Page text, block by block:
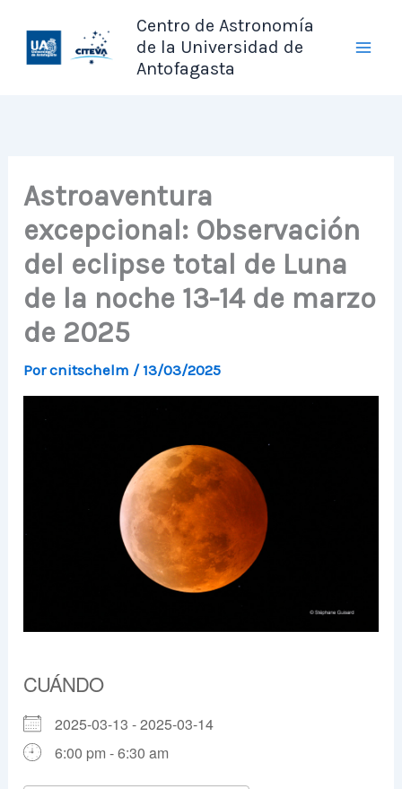
contenido
Centro de Astronomía
de la Universidad de
Antofagasta
Astroaventura
excepcional: Observación
del eclipse total de Luna
de la noche 13-14 de marzo
de 2025
Porcnitschelm / 13/03/2025
CUÁNDO
2025-03-13 - 2025-03-14
6:00 pm - 6:30 am